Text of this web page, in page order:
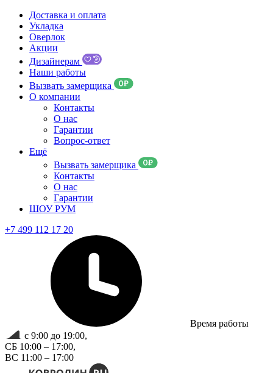
Доставка и оплата
Укладка
Оверлок
Акции
Дизайнерам
Наши работы
Вызвать замерщика
О компании
Контакты
О нас
Гарантии
Вопрос-ответ
Ещё
Вызвать замерщика
Контакты
О нас
Гарантии
ШОУ РУМ
+7 499 112 17 20
Время работы
с 9:00 до 19:00,
СБ 10:00 – 17:00,
ВС 11:00 – 17:00